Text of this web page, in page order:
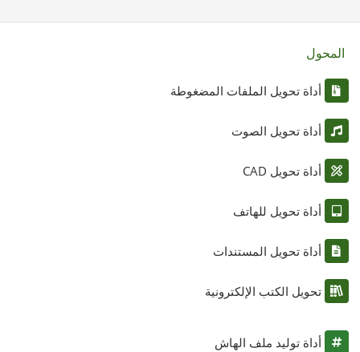
المحول
أداة تحويل الملفات المضغوطة
أداة تحويل الصوت
أداة تحويل CAD
أداة تحويل للهاتف
أداة تحويل المستندات
تحويل الكتب الإلكترونية
أداة توليد ملف الهاش